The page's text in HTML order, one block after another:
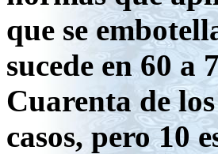
que se
sucede en 60 a
Cuarenta de
casos, pero 10